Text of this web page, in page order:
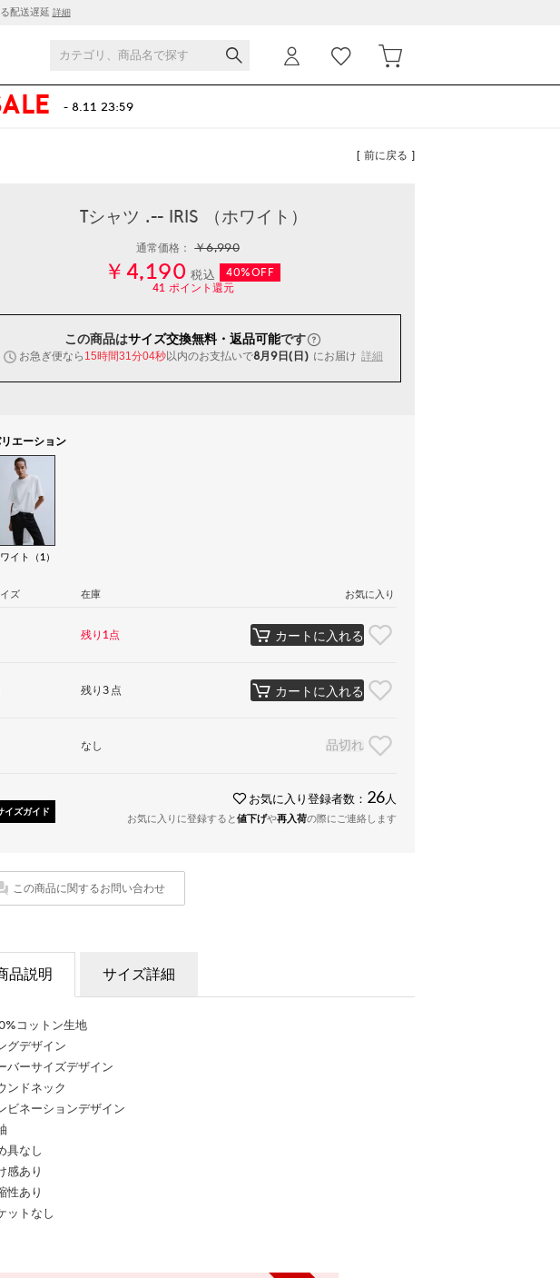
配送遅延 詳細
- 8.11 23:59
[ 前に戻る ]
Tシャツ .-- IRIS （ホワイト）
通常価格：￥6,990
￥4,190 税込
40%OFF
41 ポイント還元
この商品はサイズ交換無料・返品可能です
お急ぎ便なら 15時間31分03秒以内のお支払いで8月9日(日) にお届け 詳細
エーション
イト（1）
ズ 在庫 お気に入り
残り1点 カートに入れる
残り3点 カートに入れる
なし 品切れ
イズガイド
お気に入り登録者数： 26 人
お気に入りに登録すると値下げや再入荷の際にご連絡します
この商品に関するお問い合わせ
品説明 サイズ詳細
コットン生地
グデザイン
バーサイズデザイン
ンドネック
ビネーションデザイン
具なし
感あり
性あり
ットなし